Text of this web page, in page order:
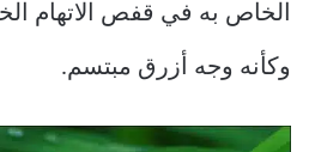
الخاص به في قفص الاتهام
وكأنه وجه أزرق مبتسم.